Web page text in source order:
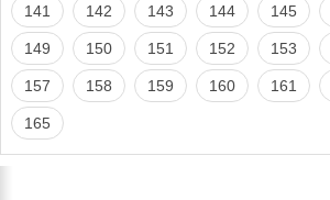
141 142 143 144 145
149 150 151 152 153
157 158 159 160 161
165